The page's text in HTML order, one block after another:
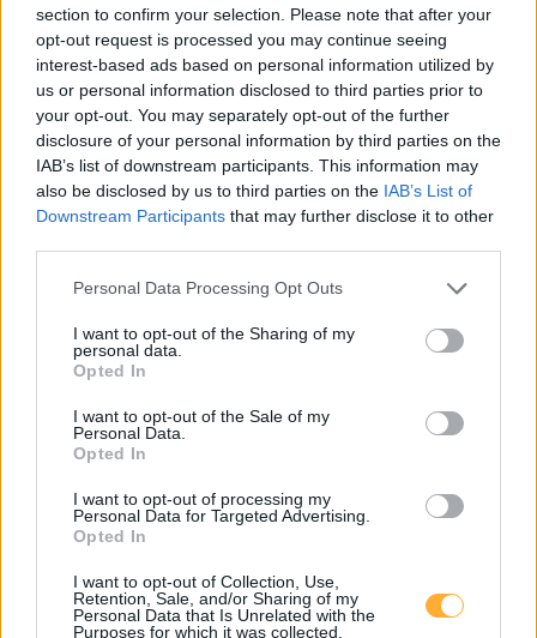
section to confirm your selection. Please note that after your
opt-out request is processed you may continue seeing
interest-based ads based on personal information utilized by
us or personal information disclosed to third parties prior to
your opt-out. You may separately opt-out of the further
disclosure of your personal information by third parties on the
IAB’s list of downstream participants. This information may
also be disclosed by us to third parties on the IAB’s List of
Downstream Participants that may further disclose it to other
Personal Data Processing Opt Outs
I want to opt-out of the Sharing of my
personal data.
Opted In
I want to opt-out of the Sale of my
Personal Data.
Opted In
I want to opt-out of processing my
Personal Data for Targeted Advertising.
Opted In
I want to opt-out of Collection, Use,
Retention, Sale, and/or Sharing of my
Personal Data that Is Unrelated with the
Purposes for which it was collected.
0,45
10,4
Stromquelle FZI 1
Gewerbestraße 5
0,45€/kWh
10,4
Stromquelle FZI 4
Gewerbestraße 5
10,4
Loosdorf, Gastecker
Gewerbestr. 12
0,65
10,4
Oberndorf/Melk, Parkplatz Raiffeisenbank
Hauptstraße 8
0,45
Stromquelle FZI 2
Gewerbestraße 5
0,59
Burg Plankenstein
Plankenstein 1
0,75
Loosdorf, Caritas Werkstatt
Mozartstraße 24